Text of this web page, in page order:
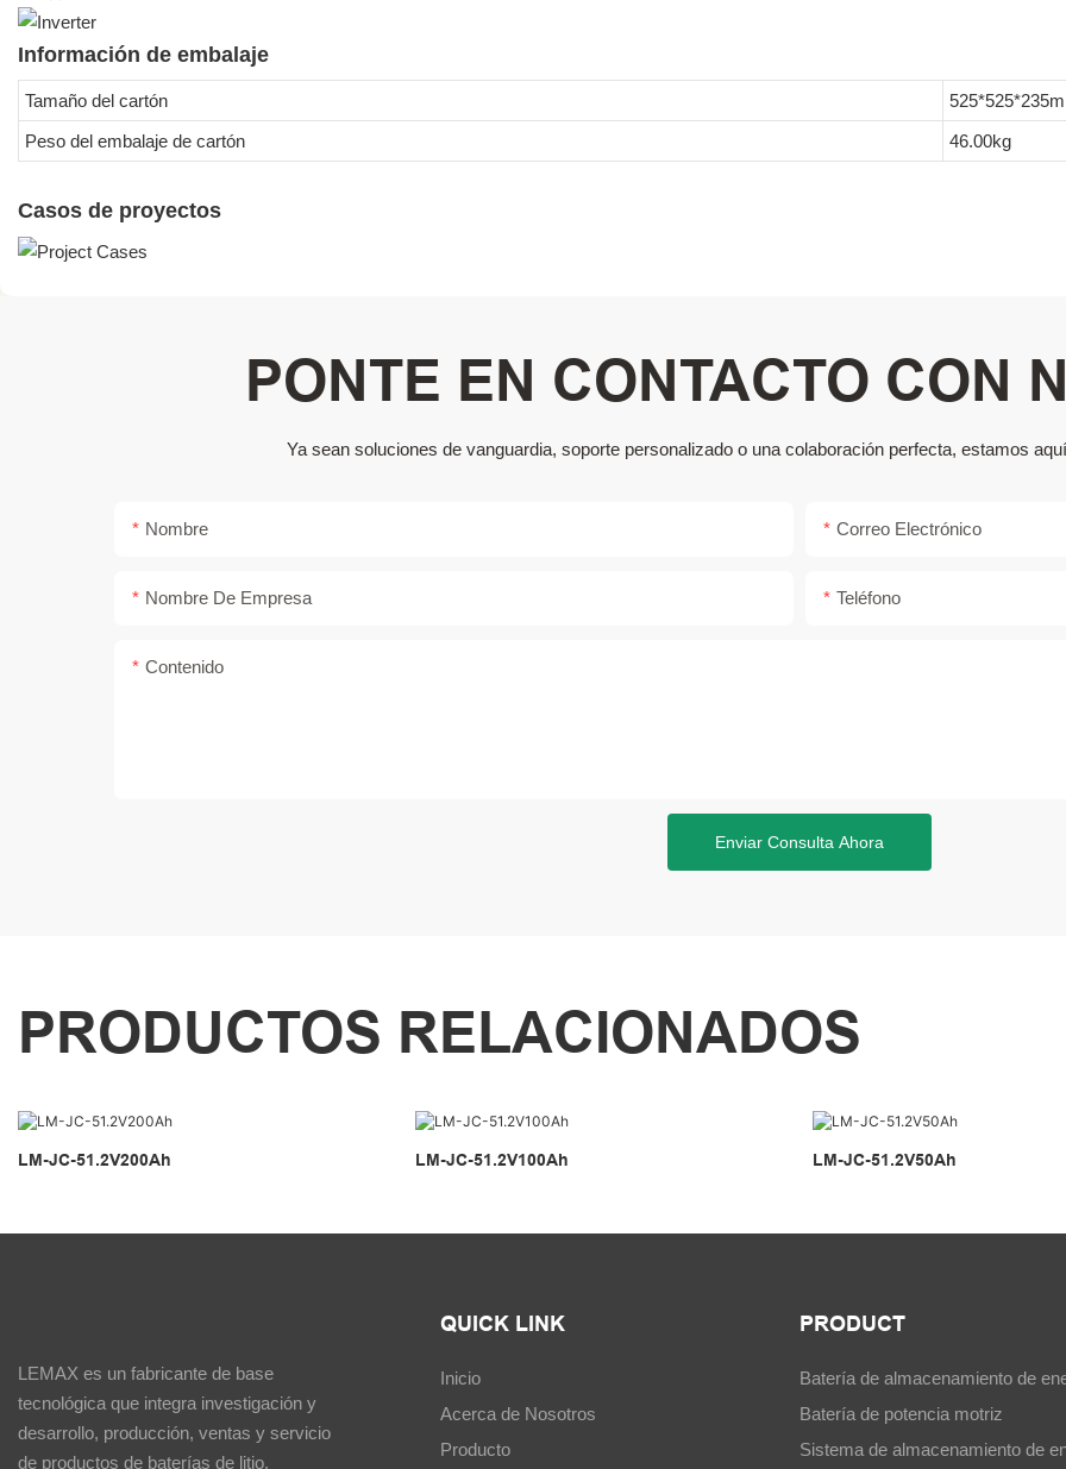
Información de embalaje
Tamaño del cartón
Peso del embalaje de cartón
46.00kg
Casos de proyectos
PONTE EN CONTACTO CON
Ya sean soluciones de vanguardia, soporte personalizado o una colaboración perfecta, estamos
Nombre Correo Electrónico
Nombre De Empresa Teléfono
Contenido
Enviar Consulta Ahora
PRODUCTOS RELACIONADOS
LM-JC-51.2V200Ah LM-JC-51.2V100Ah LM-JC-51.2V50Ah
LEMAX es un fabricante de base
tecnológica que integra investigación y
desarrollo, producción, ventas y servicio
de productos de baterías de litio.
QUICK LINK
Inicio
Acerca de Nosotros
Producto
PRODUCT
Batería de almacenamiento de
Batería de potencia motriz
Sistema de almacenamiento de